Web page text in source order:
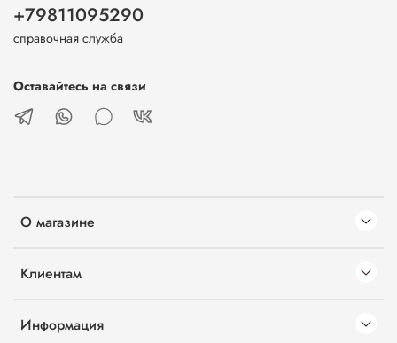
О магазине
Клиентам
Информация
+79811095290
справочная служба
Оставайтесь на связи